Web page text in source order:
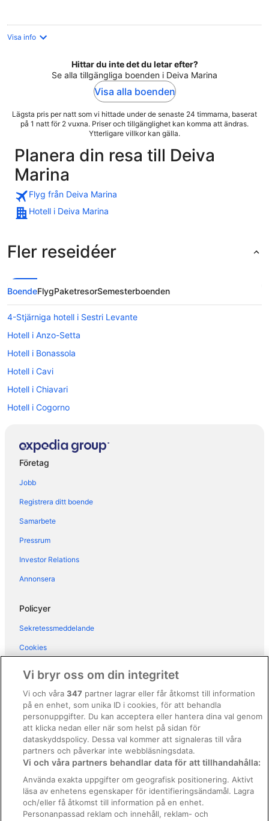
Visa info
Hittar du inte det du letar efter?
Se alla tillgängliga boenden i Deiva Marina
Visa alla boenden
Lägsta pris per natt som vi hittade under de senaste 24 timmarna, baserat
på 1 natt för 2 vuxna. Priser och tillgänglighet kan komma att ändras.
Ytterligare villkor kan gälla.
Planera din resa till Deiva
Marina
Flyg från Deiva Marina
Hotell i Deiva Marina
Fler reseidéer
BoendeFlygPaketresorSemesterboenden
4-Stjärniga hotell i Sestri Levante
Hotell i Anzo-Setta
Hotell i Bonassola
Hotell i Cavi
Hotell i Chiavari
Hotell i Cogorno
Hotell i Corniglia
Hotell i Deiva Marina
Hotell i Follo
Hotell i Framura
Hotell i Paggi
Hotell i Portofino
Hotell i Riva Trigoso
Hotell i Sestri Levante
Hotell i Varese Ligure
Hotell i Vernazza
Hotell i Zoagli
Fjällstugor i Levanto
Pensionat i Manarola
Villor i Manarola
Gårdshotell i Monterosso al Mare
Företag
Jobb
Registrera ditt boende
Samarbete
Pressrum
Investor Relations
Annonsera
Policyer
Sekretessmeddelande
Cookies
Regler och villkor för Vrbo
Tillgänglighetsanpassning
Juridisk information/Kontakta oss
Riktlinjer för innehåll och anmäla innehåll
Hjälp
Kontakta oss
Vi bryr oss om din integritet
Vi och våra347 partner lagrar eller får åtkomst till information
på en enhet, som unika ID i cookies, för att behandla
personuppgifter. Du kan acceptera eller hantera dina val genom
att klicka nedan eller när som helst på sidan för
dataskyddspolicy. Dessa val kommer att signaleras till våra
partners och påverkar inte webbläsningsdata.
Vi och våra partners behandlar data för att tillhandahålla:
Använda exakta uppgifter om geografisk positionering. Aktivt
läsa av enhetens egenskaper för identifieringsändamål. Lagra
och/eller få åtkomst till information på en enhet.
Personanpassad reklam och innehåll, reklam- och